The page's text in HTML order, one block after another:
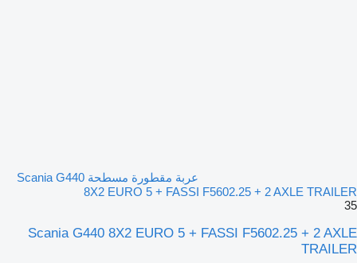
عربة مقطورة مسطحة Scania G440
8X2 EURO 5 + FASSI F5602.25 + 2 AXLE TRAILER
35
Scania G440 8X2 EURO 5 + FASSI F5602.25 + 2 AXLE
TRAILER